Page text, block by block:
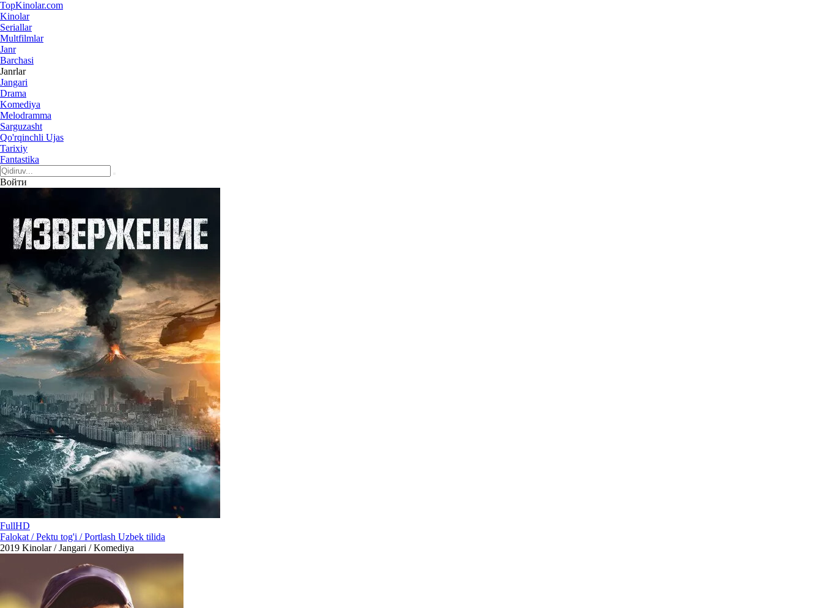
TopKinolar.com
Kinolar
Seriallar
Multfilmlar
Janr
Barchasi
Janrlar
Jangari
Drama
Komediya
Melodramma
Sarguzasht
Qo'rqinchli Ujas
Tarixiy
Fantastika
Войти
FullHD
Falokat / Pektu tog'i / Portlash Uzbek tilida
2019 Kinolar / Jangari / Komediya